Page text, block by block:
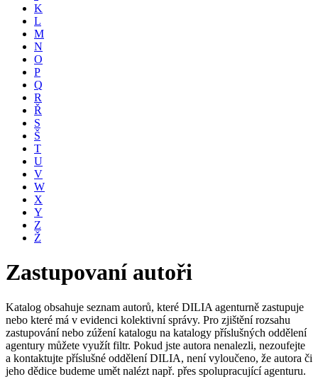
K
L
M
N
O
P
Q
R
Ř
S
Š
T
U
V
W
X
Y
Z
Ž
Zastupovaní autoři
Katalog obsahuje seznam autorů, které DILIA agenturně zastupuje
nebo které má v evidenci kolektivní správy. Pro zjištění rozsahu
zastupování nebo zúžení katalogu na katalogy příslušných oddělení
agentury můžete využít filtr. Pokud jste autora nenalezli, nezoufejte
a kontaktujte příslušné oddělení DILIA, není vyloučeno, že autora či
jeho dědice budeme umět nalézt např. přes spolupracující agenturu.